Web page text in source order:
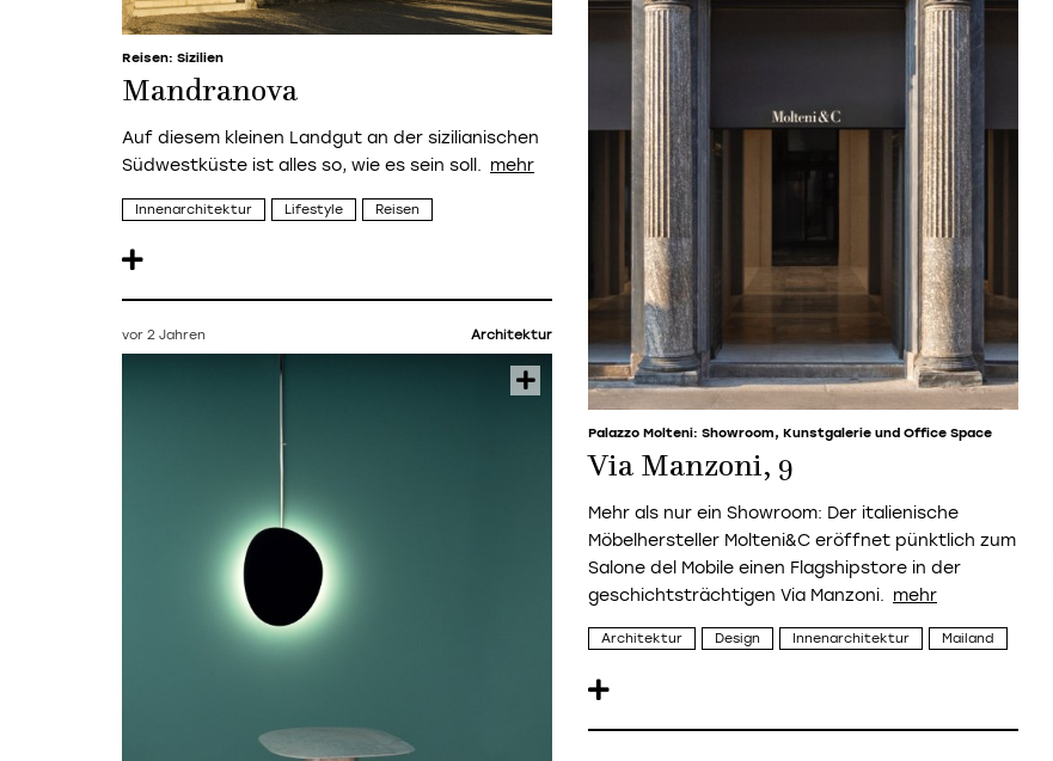
Palazzo Molteni: Showroom, Kunstgalerie und Office Space
Via Manzoni, 9
Mehr als nur ein Showroom: Der italienische
Möbelhersteller Molteni&C eröffnet pünktlich zum
Salone del Mobile einen Flagshipstore in der
geschichtsträchtigen Via Manzoni.
Architektur Design Innenarchitektur Mailand
Reisen: Sizilien
Mandranova
Auf diesem kleinen Landgut an der sizilianischen
Südwestküste ist alles so, wie es sein soll.
Innenarchitektur Lifestyle Reisen
vor 2 Jahren Architektur